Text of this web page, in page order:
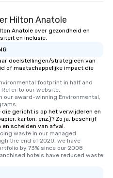
Hilton Anatole
Anatole over gezondheid en
en inclusie.
doelstellingen/strategieën van
of maatschappelijke impact die
footprint in half and
to our website,
award-winning Environmental,
gericht is op het verwijderen en
karton, enz.)? Zo ja, beschrijf
scheiden van afval.
waste in our managed
the end of 2020, we have
by 73% since our 2008
hotels have reduced waste